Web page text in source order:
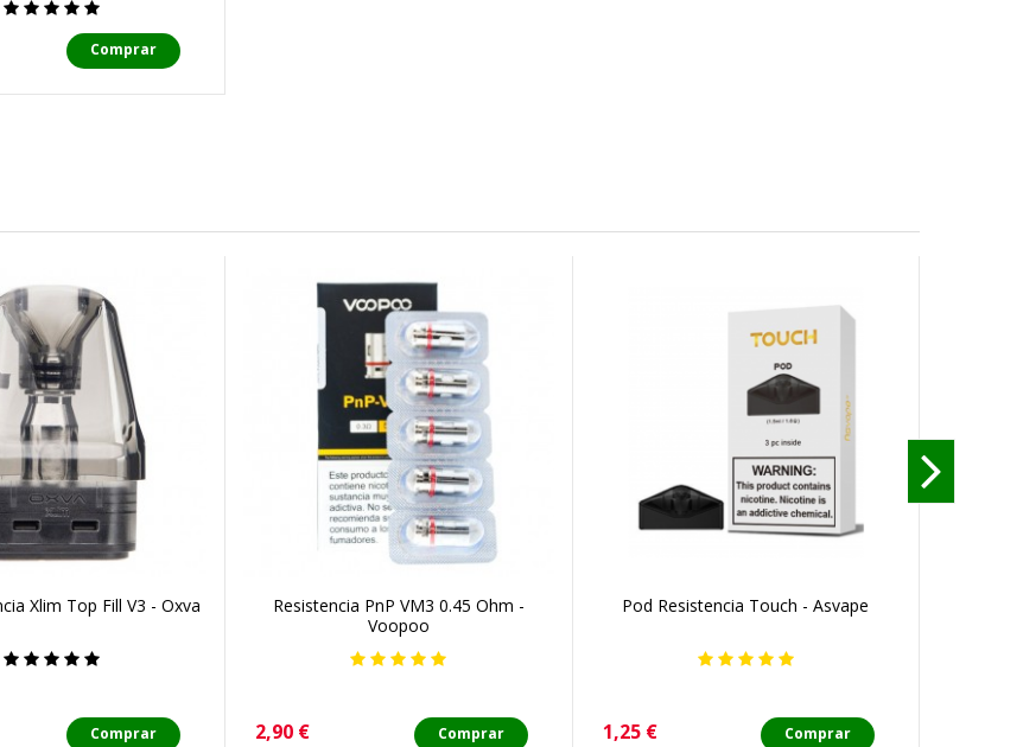
Comprar
Xlim Top Fill V3 - Oxva
Comprar
Resistencia PnP VM3 0.45 Ohm -
Voopoo
Precio
2,90 € Comprar
Pod Resistencia Touch - Asvape
Precio
1,25 € Comprar